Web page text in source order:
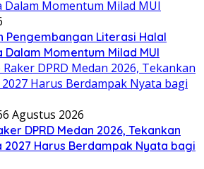
Pengembangan Literasi Halal
Dalam Momentum Milad MUI
6 Agustus 2026
DPRD Medan 2026, Tekankan
2027 Harus Berdampak Nyata bagi